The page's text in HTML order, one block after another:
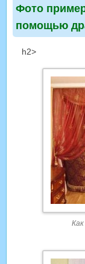
Фото
помощью
h2>